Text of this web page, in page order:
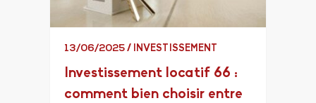
13/06/2025 / INVESTISSEMENT
Investissement locatif 66 :
comment bien choisir entre